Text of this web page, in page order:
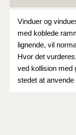
Vinduer og
med koblede
lignende, vil
Hvor det
ved kollision med
stedet at